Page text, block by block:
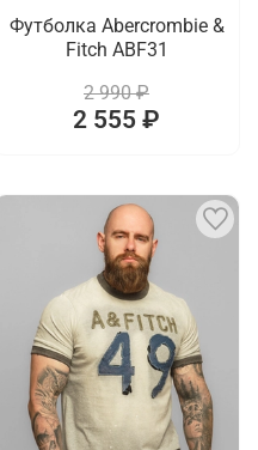
Футболка Abercrombie &
Fitch ABF31
2 990 ₽
2 555 ₽